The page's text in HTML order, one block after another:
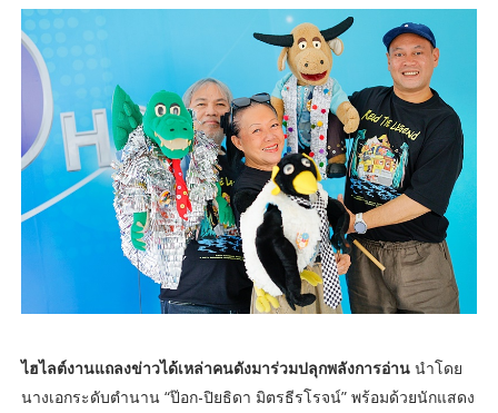
ไฮไลต์งานแถลงข่าวได้เหล่าคนดังมาร่วมปลุกพลังการอ่าน นำโดย
นางเอกระดับตำนาน “ป๊อก-ปิยธิดา มิตรธีรโรจน์” พร้อมด้วยนักแสดง